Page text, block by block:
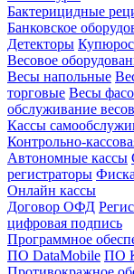
Бактерицидные
Банковское
Детекторы
Весовое
Весы напольные
торговые Весы
обслуживание весов
Кассы
Контрольно-
Автономные кассы
регистраторы
Онлайн кассы
Договор ОФД
цифровая подпись
Программное
ПО DataMobile ПО